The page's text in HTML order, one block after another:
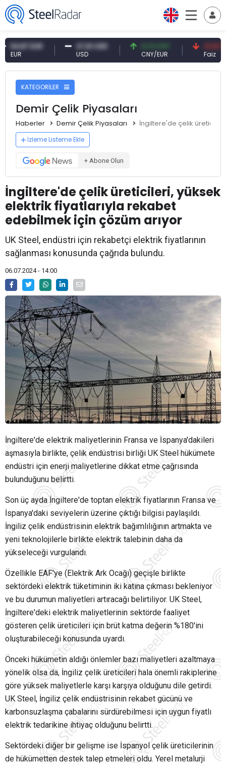
EUR 47,61 USD
USD
0,13 CNY
CNY/EUR
41,53 TRY
Faiz
KATEGORİLER
Demir Çelik Piyasaları
Haberler Demir Çelik Piyasaları İngiltere'de çelik
İzleme Listeme Ekle
+ Abone Olun
İngiltere'de çelik üreticileri, yüksek
elektrik fiyatlarıyla rekabet
edebilmek için çözüm arıyor
UK Steel, endüstri için rekabetçi elektrik fiyatlarının
sağlanması konusunda çağrıda bulundu.
06.07.2024 - 14:00
İngiltere'de elektrik maliyetlerinin Fransa ve İspanya'dakileri
aşmasıyla birlikte, çelik endüstrisi birliği UK Steel hükümete
endüstri için enerji maliyetlerine dikkat etme çağrısında
bulunduğunu belirtti.
Son üç ayda İngiltere'de toptan elektrik fiyatlarının Fransa ve
İspanya'daki seviyelerin üzerine çıktığı bilgisi paylaşıldı.
İngiliz çelik endüstrisinin elektrik bağımlılığının artmakta ve
yeni teknolojilerle birlikte elektrik talebinin daha da
yükseleceği vurgulandı.
Özellikle EAF'ye (Elektrik Ark Ocağı) geçişle birlikte
sektördeki elektrik tüketiminin iki katına çıkması bekleniyor
ve bu durumun maliyetleri artıracağı belirtiliyor. UK Steel,
İngiltere'deki elektrik maliyetlerinin sektörde faaliyet
gösteren çelik üreticileri için brüt katma değerin %180'ini
oluşturabileceği konusunda uyardı.
Önceki hükümetin aldığı önlemler bazı maliyetleri azaltmaya
yönelik olsa da, İngiliz çelik üreticileri hala önemli rakiplerine
göre yüksek maliyetlerle karşı karşıya olduğunu dile getirdi.
UK Steel, İngiliz çelik endüstrisinin rekabet gücünü ve
karbonsuzlaşma çabalarını sürdürebilmesi için uygun fiyatlı
elektrik tedarikine ihtiyaç olduğunu belirtti.
Sektördeki diğer bir gelişme ise İspanyol çelik üreticilerinin
de hükümetten destek talep etmeleri oldu. Yerel metalurji